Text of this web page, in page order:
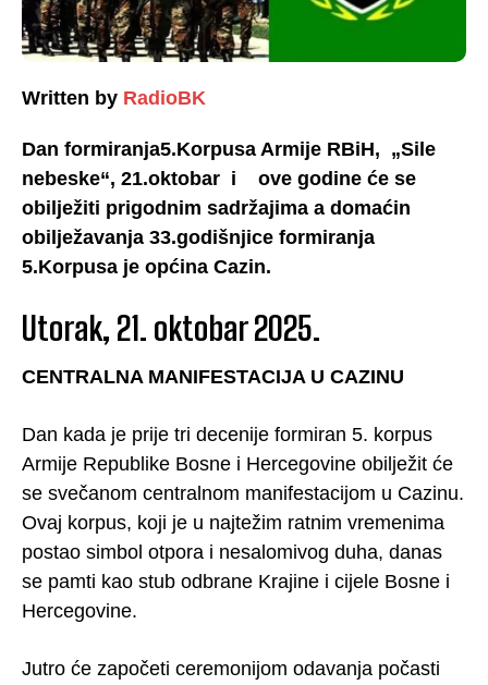
Written by RadioBK
Dan formiranja5.Korpusa Armije RBiH, „Sile
nebeske“, 21.oktobar i ove godine će se
obilježiti prigodnim sadržajima a domaćin
obilježavanja 33.godišnjice formiranja
5.Korpusa je općina Cazin.
Utorak, 21. oktobar 2025.
CENTRALNA MANIFESTACIJA U CAZINU
Dan kada je prije tri decenije formiran 5. korpus
Armije Republike Bosne i Hercegovine obilježit će
se svečanom centralnom manifestacijom u Cazinu.
Ovaj korpus, koji je u najtežim ratnim vremenima
postao simbol otpora i nesalomivog duha, danas
se pamti kao stub odbrane Krajine i cijele Bosne i
Hercegovine.
Jutro će započeti ceremonijom odavanja počasti